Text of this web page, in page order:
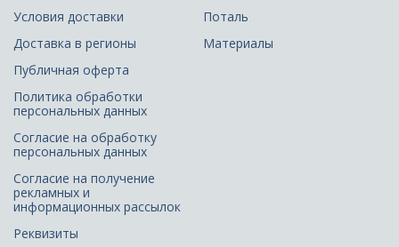
Условия доставки
Доставка в регионы
Публичная оферта
Политика обработки
персональных данных
Согласие на обработку
персональных данных
Согласие на получение
рекламных и
информационных рассылок
Реквизиты
Поталь
Материалы